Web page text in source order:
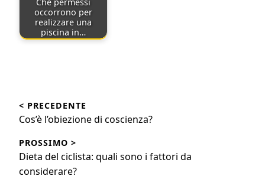
occorrono per
realizzare una
piscina in…
articoli
< PRECEDENTE
Articolo
Cos’è l’obiezione di coscienza?
PROSSIMO >
Articolo
successivo:
Dieta del ciclista: quali sono i fattori da
considerare?